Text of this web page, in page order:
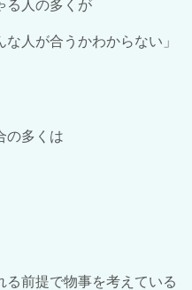
る人の多くが
人が合うかわからない」
の多くは
る前提で物事を考えている